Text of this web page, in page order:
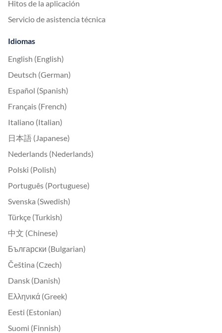
Hitos de la aplicación
Servicio de asistencia técnica
Idiomas
English (English)
Deutsch (German)
Español (Spanish)
Français (French)
Italiano (Italian)
日本語 (Japanese)
Nederlands (Nederlands)
Polski (Polish)
Português (Portuguese)
Svenska (Swedish)
Türkçe (Turkish)
中文 (Chinese)
Български (Bulgarian)
Čeština (Czech)
Dansk (Danish)
Ελληνικά (Greek)
Eesti (Estonian)
Suomi (Finnish)